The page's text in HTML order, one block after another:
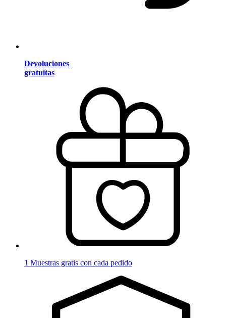
Devoluciones
gratuitas
1 Muestras gratis con cada pedido